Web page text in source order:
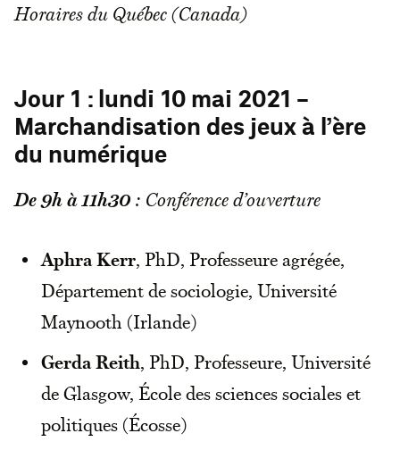
Horaires du Québec (Canada)
Jour 1 : lundi 10 mai 2021 -
Marchandisation des jeux à l’ère
du numérique
De 9h à 11h30 : Conférence d’ouverture
Aphra Kerr, PhD, Professeure agrégée,
Département de sociologie, Université
Maynooth (Irlande)
Gerda Reith, PhD, Professeure, Université
de Glasgow, École des sciences sociales et
politiques (Écosse)